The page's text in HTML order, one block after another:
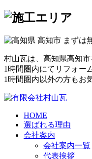
村山瓦は、高知県高知
1時間圏内にてリフォー
1時間圏内以外の方もお
HOME
選ばれる理由
会社案内
会社案内一覧
代表挨拶